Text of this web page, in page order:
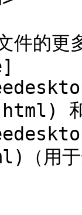
的更多